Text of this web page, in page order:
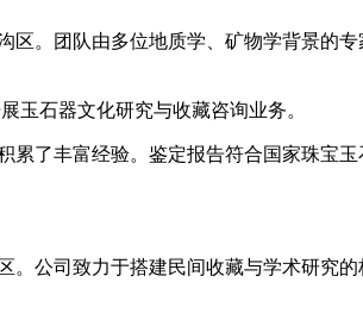
。团队由多位地质学、矿物学背景的
石器文化研究与收藏咨询业务。
了丰富经验。鉴定报告符合国家珠宝
公司致力于搭建民间收藏与学术研究